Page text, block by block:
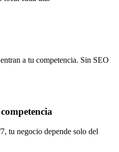
a tu competencia. Sin SEO
tu negocio depende solo del